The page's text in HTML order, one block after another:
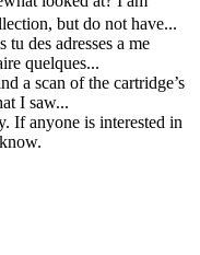
, but do not have...
tu des adresses a me
quelques...
a scan of the cartridge’s
I saw...
If anyone is interested in